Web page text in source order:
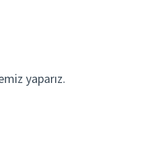
yaparız.